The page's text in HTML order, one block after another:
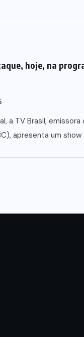
hoje, na
a TV Brasil, emissora
apresenta um show